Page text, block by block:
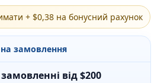
+ $0,38 на бонусний рахунок
замовлення
від $200